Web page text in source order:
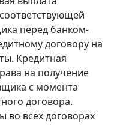
перед банком-
договору на
Кредитная
на получение
с момента
договора.
во всех договорах